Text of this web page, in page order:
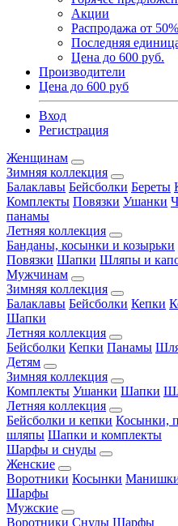
Акции
Распродажа от 50%
Последняя
Цена до 600 руб.
Производители
Цена до 600 руб
Вход
Регистрация
Женщинам
Зимняя коллекция
Балаклавы Бейсболки Береты
Комплекты Повязки Ушанки
панамы
Летняя коллекция
Банданы, косынки и козырьки
Повязки Шапки Шляпы и
Мужчинам
Зимняя коллекция
Балаклавы Бейсболки Кепки
Шапки
Летняя коллекция
Бейсболки Кепки Панамы
Детям
Зимняя коллекция
Комплекты Ушанки Шапки
Летняя коллекция
Бейсболки и кепки Косынки,
шляпы Шапки и комплекты
Шарфы и снуды
Женские
Воротники Косынки
Шарфы
Мужские
Воротники Снуды Шарфы